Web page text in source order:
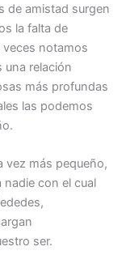
de amistad surgen
la falta de
notamos
una relación
más profundas
las podemos
vez más pequeño,
con el cual
ser.